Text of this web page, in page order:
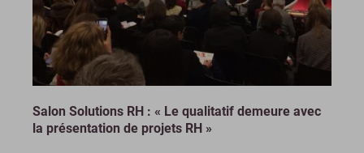
Salon Solutions RH : « Le qualitatif demeure avec
la présentation de projets RH »